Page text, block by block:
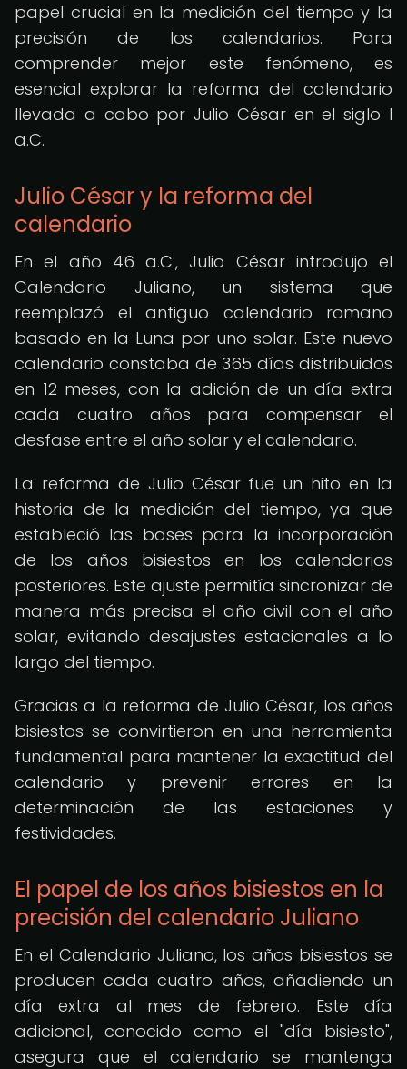
papel crucial en la medición del tiempo y la
precisión de los calendarios. Para
comprender mejor este fenómeno, es
esencial explorar la reforma del calendario
llevada a cabo por Julio César en el siglo I
a.C.
Julio César y la reforma del
calendario
En el año 46 a.C., Julio César introdujo el
Calendario Juliano, un sistema que
reemplazó el antiguo calendario romano
basado en la Luna por uno solar. Este nuevo
calendario constaba de 365 días distribuidos
en 12 meses, con la adición de un día extra
cada cuatro años para compensar el
desfase entre el año solar y el calendario.
La reforma de Julio César fue un hito en la
historia de la medición del tiempo, ya que
estableció las bases para la incorporación
de los años bisiestos en los calendarios
posteriores. Este ajuste permitía sincronizar de
manera más precisa el año civil con el año
solar, evitando desajustes estacionales a lo
largo del tiempo.
Gracias a la reforma de Julio César, los años
bisiestos se convirtieron en una herramienta
fundamental para mantener la exactitud del
calendario y prevenir errores en la
determinación de las estaciones y
festividades.
El papel de los años bisiestos en la
precisión del calendario Juliano
En el Calendario Juliano, los años bisiestos se
producen cada cuatro años, añadiendo un
día extra al mes de febrero. Este día
adicional, conocido como el "día bisiesto",
asegura que el calendario se mantenga